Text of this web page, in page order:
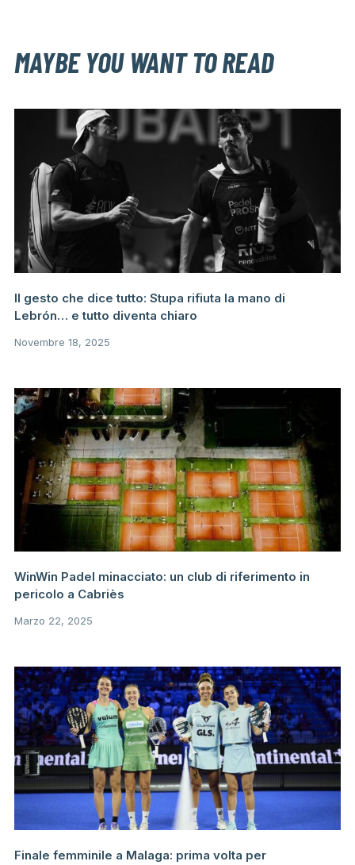
MAYBE YOU WANT TO READ
Il gesto che dice tutto: Stupa rifiuta la mano di
Lebrón… e tutto diventa chiaro
Novembre 18, 2025
WinWin Padel minacciato: un club di riferimento in
pericolo a Cabriès
Marzo 22, 2025
Finale femminile a Malaga: prima volta per